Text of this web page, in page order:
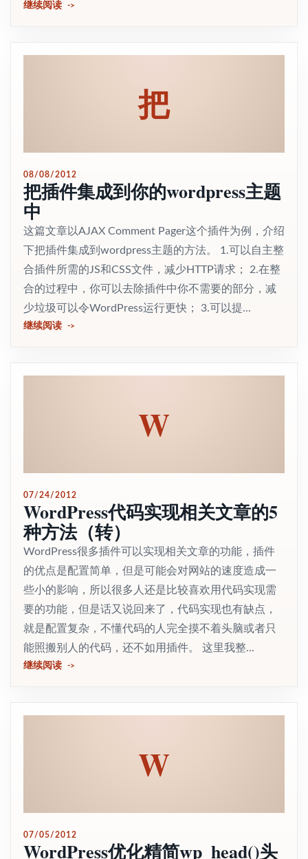
继续阅读
把
08/08/2012
把插件集成到你的wordpress主题
中
这篇文章以AJAX Comment Pager这个插件为例，介绍
下把插件集成到wordpress主题的方法。 1.可以自主整
合插件所需的JS和CSS文件，减少HTTP请求； 2.在整
合的过程中，你可以去除插件中你不需要的部分，减
少垃圾可以令WordPress运行更快； 3.可以提...
继续阅读
W
07/24/2012
WordPress代码实现相关文章的5
种方法（转）
WordPress很多插件可以实现相关文章的功能，插件
的优点是配置简单，但是可能会对网站的速度造成一
些小的影响，所以很多人还是比较喜欢用代码实现需
要的功能，但是话又说回来了，代码实现也有缺点，
就是配置复杂，不懂代码的人完全摸不着头脑或者只
能照搬别人的代码，还不如用插件。 这里我整...
继续阅读
W
07/05/2012
WordPress优化精简wp_head()头